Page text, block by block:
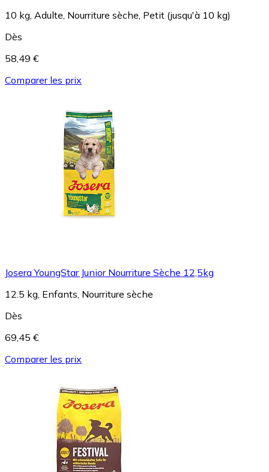
10 kg, Adulte, Nourriture sèche, Petit (jusqu'à 10 kg)
Dès
58,49 €
Comparer les prix
Josera YoungStar Junior Nourriture Sèche 12,5kg
12.5 kg, Enfants, Nourriture sèche
Dès
69,45 €
Comparer les prix